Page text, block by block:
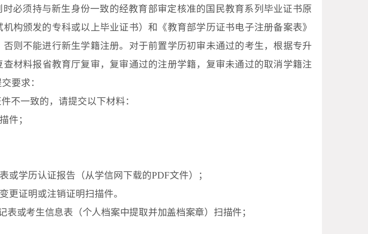
必须持与新生身份一致的经教育部审定核准的国民教育系列毕业证书原
构颁发的专科或以上毕业证书）和《教育部学历证书电子注册备案表》
则不能进行新生学籍注册。对于前置学历初审未通过的考生，根据专升
查材料报省教育厅复审 ， 复审通过的注册学籍，复审未通过的取消学籍注
要求：
不一致的，请提交以下材料：
件；
或学历认证报告 （从学信网下载的PDF文件）
；
更证明或注销证明扫描件。
表或考生信息表（个人档案中提取并加盖档案章） 扫描件；